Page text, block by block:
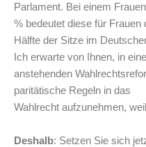
Parlament. Bei einem
% bedeutet diese für Frauen
Hälfte der Sitze im
Ich erwarte von Ihnen, in
anstehenden
paritätische Regeln in das
Wahlrecht aufzunehmen,
Deshalb: Setzen Sie sich